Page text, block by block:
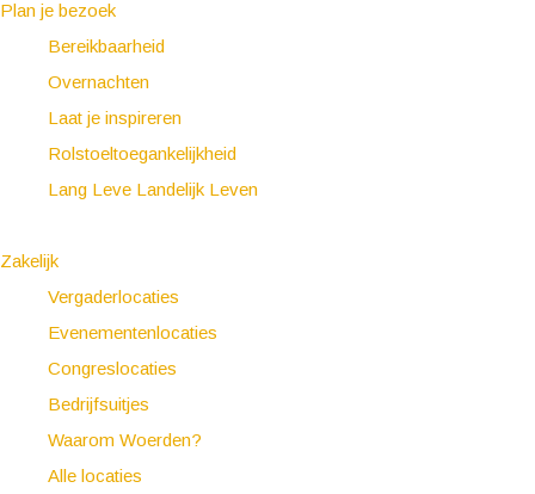
Plan je bezoek
Bereikbaarheid
Overnachten
Laat je inspireren
Rolstoeltoegankelijkheid
Lang Leve Landelijk Leven
Zakelijk
Vergaderlocaties
Evenementenlocaties
Congreslocaties
Bedrijfsuitjes
Waarom Woerden?
Alle locaties